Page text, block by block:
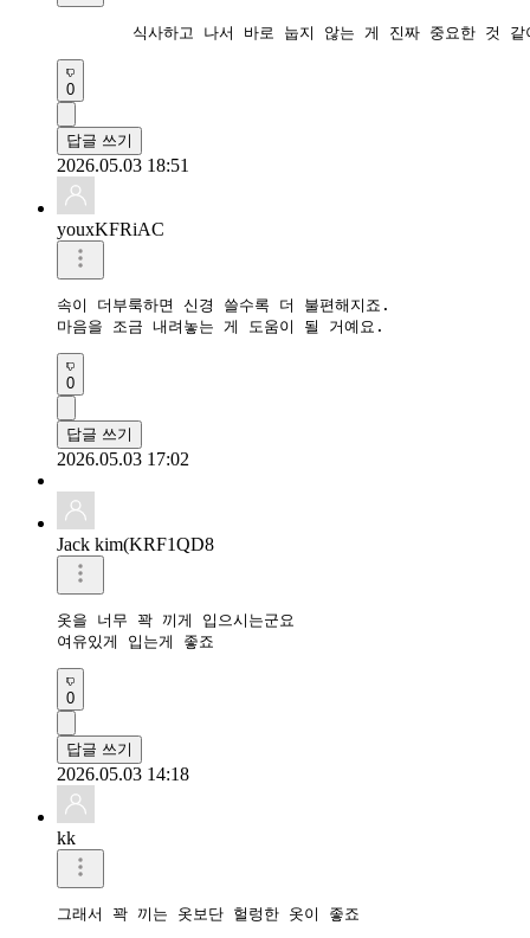
식사하고 나서 바로 눕지 않는 게 진짜 중요한 것 같
0
답글 쓰기
2026.05.03 18:51
youxKFRiAC
속이 더부룩하면 신경 쓸수록 더 불편해지죠.
마음을 조금 내려놓는 게 도움이 될 거예요.
0
답글 쓰기
2026.05.03 17:02
Jack kim(KRF1QD8
옷을 너무 꽉 끼게 입으시는군요
여유있게 입는게 좋죠
0
답글 쓰기
2026.05.03 14:18
kk
그래서 꽉 끼는 옷보단 헐렁한 옷이 좋죠